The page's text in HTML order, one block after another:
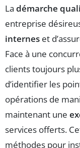
La démarche
entreprise
internes et
Face à une
clients toujours
d’identifier les
opérations de
maintenant une
services offerts.
méthodes pour